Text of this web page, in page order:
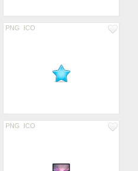
PNG ICO
PNG ICO